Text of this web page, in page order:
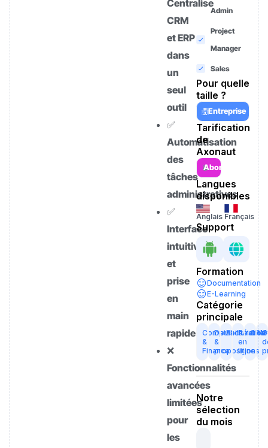
Centralise
CRM
et ERP
dans
un
seul
outil
✅
Automatisation
des
tâches
administratives
✅
Interface
intuitive
et
prise
en
main
rapide
❌
Fonctionnalités
avancées
limitées
pour
les
Admin
Project
Manager
Sales
Pour quelle
taille ?
Entreprise
Tarification
de
Axonaut
Abonnement
Langues
disponibles
Anglais Français
Support
Formation
Documentation
E-Learning
Catégorie
principale
Comptabilité
&
Finance
Devis
&
propositions
Facturation
en
ligne
CRM
Notre
sélection
du mois